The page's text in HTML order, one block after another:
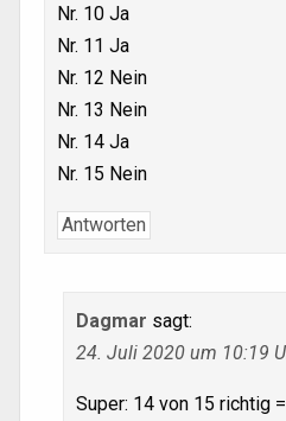
Nr. 10 Ja
Nr. 11 Ja
Nr. 12 Nein
Nr. 13 Nein
Nr. 14 Ja
Nr. 15 Nein
Antworten
Dagmar sagt:
24. Juli 2020 um 10:19
Super: 14 von 15 richtig